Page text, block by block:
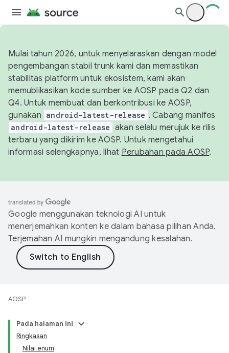
Mulai tahun 2026, untuk menyelaraskan dengan model
pengembangan stabil trunk kami dan memastikan
stabilitas platform untuk ekosistem, kami akan
memublikasikan kode sumber ke AOSP pada Q2 dan
Q4. Untuk membuat dan berkontribusi ke AOSP,
gunakan android-latest-release . Cabang manifes
android-latest-release akan selalu merujuk ke rilis
terbaru yang dikirim ke AOSP. Untuk mengetahui
informasi selengkapnya, lihat Perubahan pada AOSP.
Google menggunakan teknologi AI untuk
menerjemahkan konten ke dalam bahasa pilihan Anda.
Terjemahan AI mungkin mengandung kesalahan.
AOSP
Pada halaman ini
Ringkasan
Nilai enum